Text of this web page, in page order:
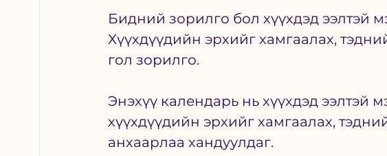
Бидний зорилго бол хүүхдэд ээлтэй
Хүүхдүүдийн эрхийг хамгаалах,
гол зорилго.
Энэхүү календарь нь хүүхдэд ээлтэй
хүүхдүүдийн эрхийг хамгаалах,
анхаарлаа хандуулдаг.